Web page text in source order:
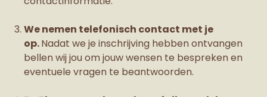
We nemen telefonisch contact met je
op.Nadat we je inschrijving hebben ontvangen
bellen wij jou om jouw wensen te bespreken en
eventuele vragen te beantwoorden.